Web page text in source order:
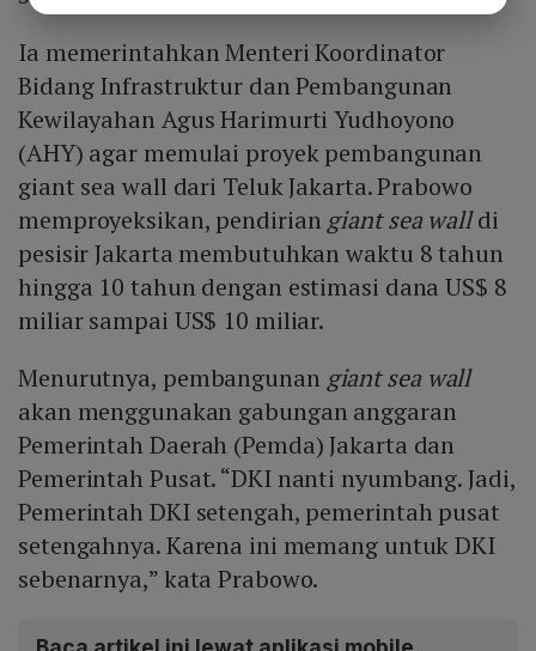
Ia memerintahkan Menteri Koordinator
Bidang Infrastruktur dan Pembangunan
Kewilayahan Agus Harimurti Yudhoyono
(AHY) agar memulai proyek pembangunan
giant sea wall dari Teluk Jakarta. Prabowo
memproyeksikan, pendiriangiant sea walldi
pesisir Jakarta membutuhkan waktu 8 tahun
hingga 10 tahun dengan estimasi dana US$ 8
miliar sampai US$ 10 miliar.
Menurutnya, pembangunan giant sea wall
akan menggunakan gabungan anggaran
Pemerintah Daerah (Pemda) Jakarta dan
Pemerintah Pusat. “DKI nanti nyumbang. Jadi,
Pemerintah DKI setengah, pemerintah pusat
setengahnya. Karena ini memang untuk DKI
sebenarnya,” kata Prabowo.